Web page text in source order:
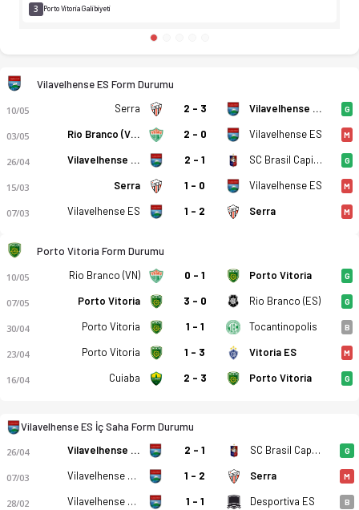
3 Porto Vitoria Galibiyeti
Vilavelhense ES Form Durumu
10/05 Serra 2 - 3 Vilavelhense ES G
03/05 Rio Branco (VN) 2 - 0 Vilavelhense ES M
26/04 Vilavelhense ES 2 - 1 SC Brasil Capixaba ES G
15/03 Serra 1 - 0 Vilavelhense ES M
07/03 Vilavelhense ES 1 - 2 Serra M
Porto Vitoria Form Durumu
10/05 Rio Branco (VN) 0 - 1 Porto Vitoria G
07/05 Porto Vitoria 3 - 0 Rio Branco (ES) G
30/04 Porto Vitoria 1 - 1 Tocantinopolis B
23/04 Porto Vitoria 1 - 3 Vitoria ES M
16/04 Cuiaba 2 - 3 Porto Vitoria G
Vilavelhense ES İç Saha Form Durumu
26/04 Vilavelhense ES 2 - 1 SC Brasil Capixaba ES G
07/03 Vilavelhense ES 1 - 2 Serra M
28/02 Vilavelhense ES 1 - 1 Desportiva ES B